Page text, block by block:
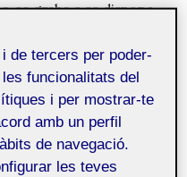
se graba o se dispone
o los creadores.
de Marc Plana.
la distribución 18 de
audiovisuales
de tercers per poder-
funcionalitats del
i per mostrar-te
amb un perfil
de navegació.
les teves